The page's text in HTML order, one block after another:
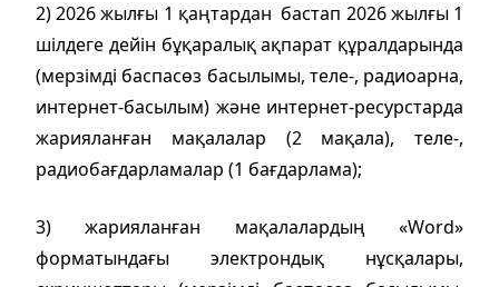
2) 2026 жылғы 1 қаңтардан бастап 2026 жылғы 1
шілдеге дейін бұқаралық ақпарат құралдарында
(мерзімді баспасөз басылымы, теле-, радиоарна,
интернет-басылым) және интернет-ресурстарда
жарияланған мақалалар (2 мақала), теле-,
радиобағдарламалар (1 бағдарлама);
3) жарияланған мақалалардың «Word»
форматындағы электрондық нұсқалары,